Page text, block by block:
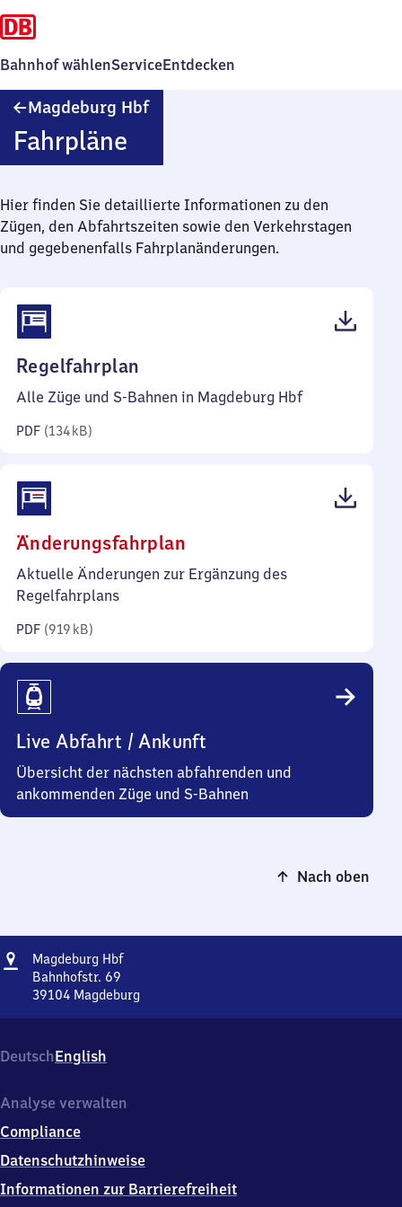
Bahnhof wählenServiceEntdecken
Magdeburg HbfMagdeburg
Fahrpläne
Hier finden Sie detaillierte Informationen zu den
Zügen, den Abfahrtszeiten sowie den Verkehrstagen
und gegebenenfalls Fahrplanänderungen.
Regelfahrplan
134
Alle Züge und S-Bahnen in Magdeburg Hbf
PDF (134 kB)
Änderungsfahrplan
919
Aktuelle Änderungen zur Ergänzung des
Regelfahrplans
PDF (919 kB)
Live Abfahrt / Ankunft
Übersicht der nächsten abfahrenden und
ankommenden Züge und S-Bahnen
Nach oben
Adresse
Magdeburg HbfMagdeburg
Bahnhofstr. 69
39104 Magdeburg
Bahnhofstr.
69,
9
0
4
DeutschEnglish
Analyse verwalten
Compliance
Datenschutzhinweise
Informationen zur Barrierefreiheit